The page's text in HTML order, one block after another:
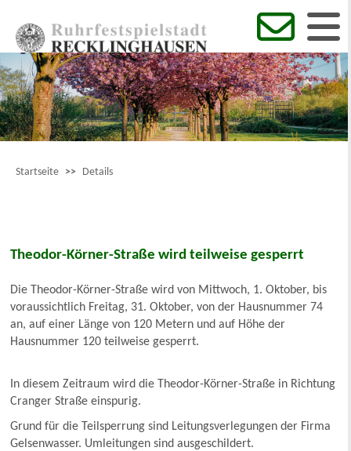
Startseite >> Details
Theodor-Körner-Straße wird teilweise gesperrt
Die Theodor-Körner-Straße wird von Mittwoch, 1. Oktober, bis
voraussichtlich Freitag, 31. Oktober, von der Hausnummer 74
an, auf einer Länge von 120 Metern und auf Höhe der
Hausnummer 120 teilweise gesperrt.
In diesem Zeitraum wird die Theodor-Körner-Straße in Richtung
Cranger Straße einspurig.
Grund für die Teilsperrung sind Leitungsverlegungen der Firma
Gelsenwasser. Umleitungen sind ausgeschildert.